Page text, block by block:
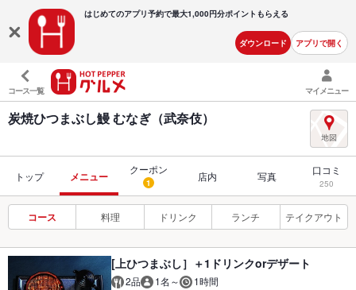
はじめてのアプリ予約で最大1,000円分ポイントもらえる
ダウンロード アプリで開く
コース一覧 マイメニュー
炭焼ひつまぶし鰻 むなぎ（武奈伎）
トップ メニュー
クーポン
1 店内 写真 口コミ
250
コース 料理 ドリンク ランチ テイクアウト
[上ひつまぶし］＋1ドリンクorデザート
2品 1名～ 1時間